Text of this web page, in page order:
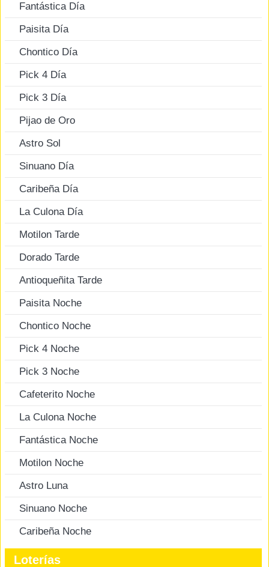
Fantástica Día
Paisita Día
Chontico Día
Pick 4 Día
Pick 3 Día
Pijao de Oro
Astro Sol
Sinuano Día
Caribeña Día
La Culona Día
Motilon Tarde
Dorado Tarde
Antioqueñita Tarde
Paisita Noche
Chontico Noche
Pick 4 Noche
Pick 3 Noche
Cafeterito Noche
La Culona Noche
Fantástica Noche
Motilon Noche
Astro Luna
Sinuano Noche
Caribeña Noche
Loterías